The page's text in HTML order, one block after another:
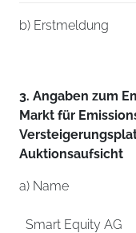
b) Erstmeldung
3. Angaben zum
Markt für
Auktionsaufsicht
a) Name
Smart Equity AG